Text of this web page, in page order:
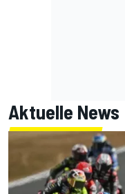
Aktuelle News